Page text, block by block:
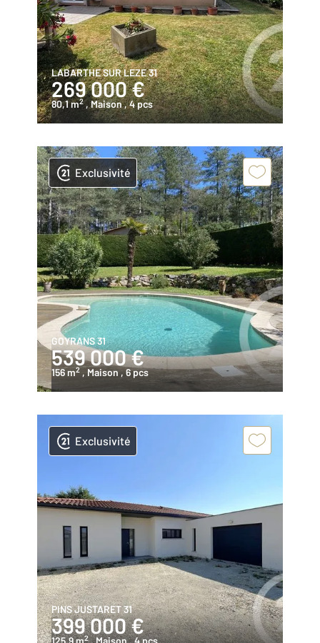
LABARTHE SUR LEZE 31
269 000 €
80,1 m2 , Maison, 4 pcs
Exclusivité
GOYRANS 31
539 000 €
156 m2 , Maison, 6 pcs
Exclusivité
PINS JUSTARET 31
399 000 €
125,9 m2 , Maison, 4 pcs